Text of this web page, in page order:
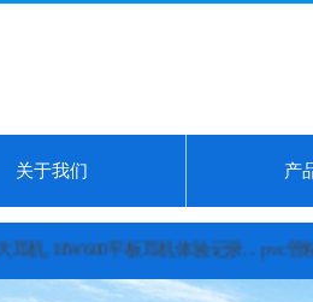
关于我们 产
HW600平板耳机体验记录... pvc管粘接